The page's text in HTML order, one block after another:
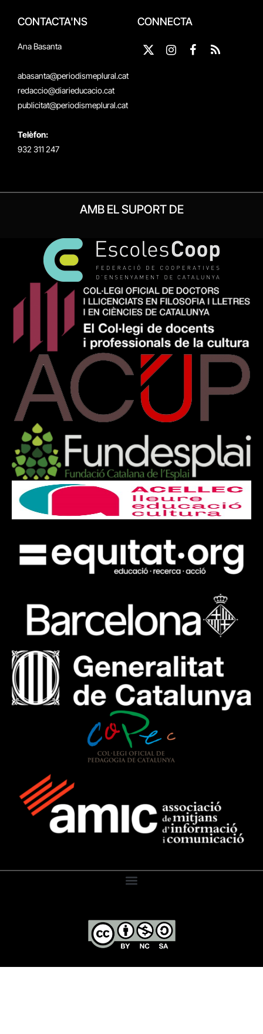
CONTACTA'NS
Ana Basanta
abasanta@periodismeplural.cat
redaccio@diarieducacio.cat
publicitat@periodismeplural.cat
Telèfon:
932 311 247
CONNECTA
X
Instagram
Facebook
RSS
AMB EL SUPORT DE